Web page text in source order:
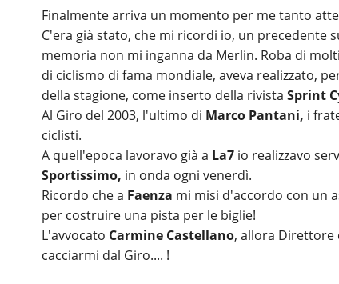
Finalmente arriva un momento per me tanto
C'era già stato, che mi ricordi io, un precedente
memoria non mi inganna da Merlin. Roba di
di ciclismo di fama mondiale, aveva realizzato,
della stagione, come inserto della rivista Sprint
Al Giro del 2003, l'ultimo di Marco Pantani, i
ciclisti.
A quell'epoca lavoravo già a La7 io realizzavo
Sportissimo, in onda ogni venerdì.
Ricordo che a Faenza mi misi d'accordo con un
per costruire una pista per le biglie!
L'avvocato Carmine Castellano, allora Direttore
cacciarmi dal Giro.... !